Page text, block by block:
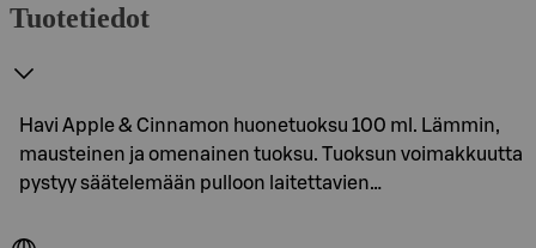
Tuotetiedot
Havi Apple & Cinnamon huonetuoksu 100 ml. Lämmin,
mausteinen ja omenainen tuoksu. Tuoksun voimakkuutta
pystyy säätelemään pulloon laitettavien…